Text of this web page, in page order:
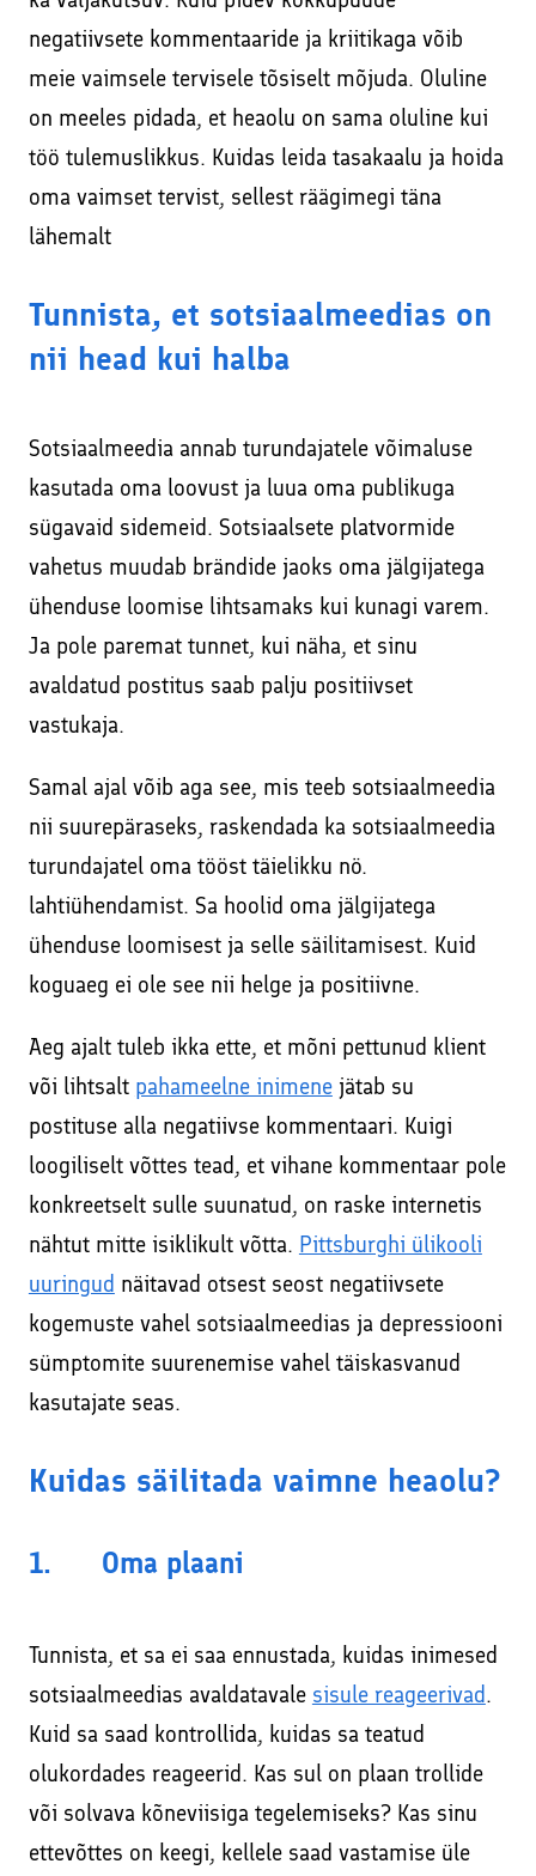
Kodulehe tekstide kirjutamine
SEO – kodulehe otsimootoritele optimeerimine
Sisuturundus ja sisuloome
Google Ads reklaami haldamine ja konsultatsioonid
Interneti turvalisuse ja veibi loengud koolides
Sooduskoodid ja -pakkumised koostööpartneritelt!
Veebikoolitus – sissejuhatus meiliturundusse
Veebikoolitus – SEO, sisuturundus ja -loome
Õppekorralduse alused
Koolitaja Brit Mesipuu
Interneti turvalisuse ja veibi loengud koolides
negatiivsete kommentaaride ja kriitikaga võib
meie vaimsele tervisele tõsiselt mõjuda. Oluline
on meeles pidada, et heaolu on sama oluline kui
töö tulemuslikkus. Kuidas leida tasakaalu ja hoida
oma vaimset tervist, sellest räägimegi täna
lähemalt
Tunnista, et sotsiaalmeedias on
nii head kui halba
Sotsiaalmeedia annab turundajatele võimaluse
kasutada oma loovust ja luua oma publikuga
sügavaid sidemeid. Sotsiaalsete platvormide
vahetus muudab brändide jaoks oma jälgijatega
ühenduse loomise lihtsamaks kui kunagi varem.
Ja pole paremat tunnet, kui näha, et sinu
avaldatud postitus saab palju positiivset
vastukaja.
Samal ajal võib aga see, mis teeb sotsiaalmeedia
nii suurepäraseks, raskendada ka sotsiaalmeedia
turundajatel oma tööst täielikku nö.
lahtiühendamist. Sa hoolid oma jälgijatega
ühenduse loomisest ja selle säilitamisest. Kuid
koguaeg ei ole see nii helge ja positiivne.
Aeg ajalt tuleb ikka ette, et mõni pettunud klient
või lihtsalt pahameelne inimenejätab su
postituse alla negatiivse kommentaari. Kuigi
loogiliselt võttes tead, et vihane kommentaar pole
konkreetselt sulle suunatud, on raske internetis
nähtut mitte isiklikult võtta. Pittsburghi ülikooli
uuringud näitavad otsest seost negatiivsete
kogemuste vahel sotsiaalmeedias ja depressiooni
sümptomite suurenemise vahel täiskasvanud
kasutajate seas.
Kuidas säilitada vaimne heaolu?
1. Oma plaani
Tunnista, et sa ei saa ennustada, kuidas inimesed
sotsiaalmeedias avaldatavale sisule reageerivad.
Kuid sa saad kontrollida, kuidas sa teatud
olukordades reageerid. Kas sul on plaan trollide
või solvava kõneviisiga tegelemiseks? Kas sinu
ettevõttes on keegi, kellele saad vastamise üle